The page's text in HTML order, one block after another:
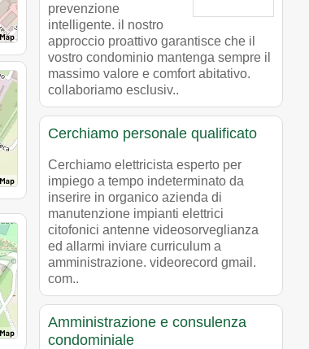
prevenzione
intelligente. il nostro
approccio proattivo garantisce che il
vostro condominio mantenga sempre il
massimo valore e comfort abitativo.
collaboriamo esclusiv..
Cerchiamo personale qualificato
Cerchiamo elettricista esperto per
impiego a tempo indeterminato da
inserire in organico azienda di
manutenzione impianti elettrici
citofonici antenne videosorveglianza
ed allarmi inviare curriculum a
amministrazione. videorecord gmail.
com..
Amministrazione e consulenza
condominiale